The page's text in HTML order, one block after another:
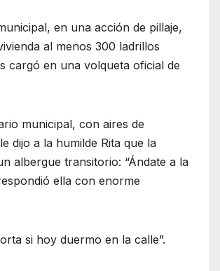
en una acción de pillaje,
al menos 300 ladrillos
cargó en una volqueta oficial de
municipal, con aires de
dijo a la humilde Rita que la
albergue transitorio: “Ándate a la
ella con enorme
si hoy duermo en la calle”.